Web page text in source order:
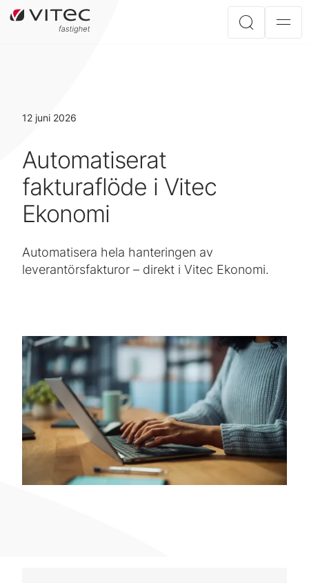
12 juni 2026
Automatiserat
fakturaflöde i Vitec
Ekonomi
Automatisera hela hanteringen av
leverantörsfakturor – direkt i Vitec Ekonomi.